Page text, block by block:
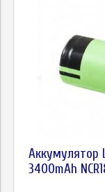
Аккумулятор
3400mAh